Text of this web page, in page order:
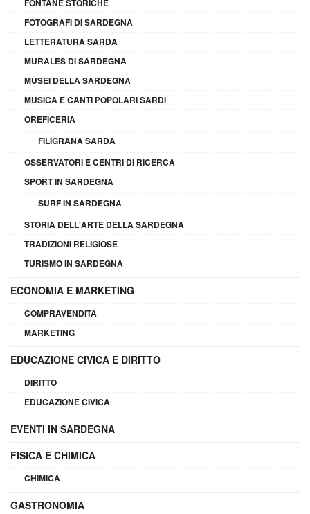
FONTANE STORICHE
FOTOGRAFI DI SARDEGNA
LETTERATURA SARDA
MURALES DI SARDEGNA
MUSEI DELLA SARDEGNA
MUSICA E CANTI POPOLARI SARDI
OREFICERIA
FILIGRANA SARDA
OSSERVATORI E CENTRI DI RICERCA
SPORT IN SARDEGNA
SURF IN SARDEGNA
STORIA DELL'ARTE DELLA SARDEGNA
TRADIZIONI RELIGIOSE
TURISMO IN SARDEGNA
ECONOMIA E MARKETING
COMPRAVENDITA
MARKETING
EDUCAZIONE CIVICA E DIRITTO
DIRITTO
EDUCAZIONE CIVICA
EVENTI IN SARDEGNA
FISICA E CHIMICA
CHIMICA
GASTRONOMIA